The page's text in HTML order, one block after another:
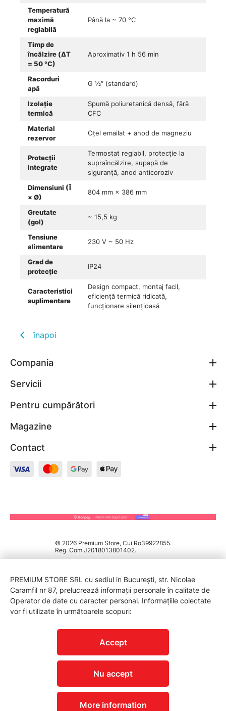
Temperatură
maximă
reglabilă
Până la ~ 70 °C
Timp de
încălzire (ΔT
= 50 °C)
Aproximativ 1 h 56 min
Racorduri
apă
G ½″ (standard)
Izolație
termică
Spumă poliuretanică densă, fără
CFC
Material
rezervor
Oțel emailat + anod de magneziu
Protecții
integrate
Termostat reglabil, protecție la
supraîncălzire, supapă de
siguranță, anod anticoroziv
Dimensiuni (Î
× Ø)
804 mm × 386 mm
Greutate
(gol)
~ 15,5 kg
Tensiune
alimentare
230 V ~ 50 Hz
Grad de
protecție
IP24
Caracteristici
suplimentare
Design compact, montaj facil,
eficiență termică ridicată,
funcționare silențioasă
înapoi
Compania
Servicii
Pentru cumpărători
Magazine
Contact
© 2026 Premium Store, Cui Ro39922855.
Reg. Com J2018013801402.
PREMIUM STORE SRL cu sediul in București, str. Nicolae
Caramfil nr 87, prelucrează informații personale în calitate de
Operator de date cu caracter personal. Informațiile colectate
vor fi utilizate în următoarele scopuri:
Accept
Nu accept
More information